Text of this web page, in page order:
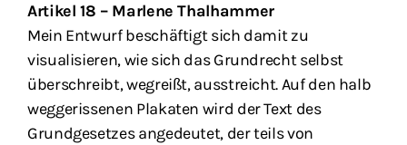
Artikel 18 – Marlene Thalhammer
Mein Entwurf beschäftigt sich damit zu
visualisieren, wie sich das Grundrecht selbst
überschreibt, wegreißt, ausstreicht. Auf den halb
weggerissenen Plakaten wird der Text des
Grundgesetzes angedeutet, der teils von